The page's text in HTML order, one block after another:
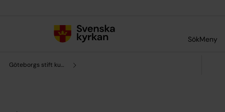
SökMeny
Göteborgs stift kultursamverkan